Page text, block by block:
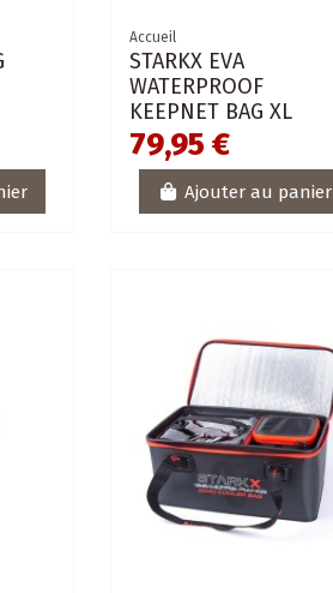
Accueil
STARKX EVA
WATERPROOF
KEEPNET BAG XL
79,95 €
Ajouter au panier